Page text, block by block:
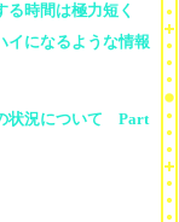
時間は極力短く
イになるような情報
状況について Part